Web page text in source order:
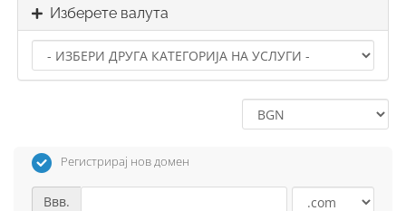
Изберете валута
Регистрирај нов домен
Ввв.